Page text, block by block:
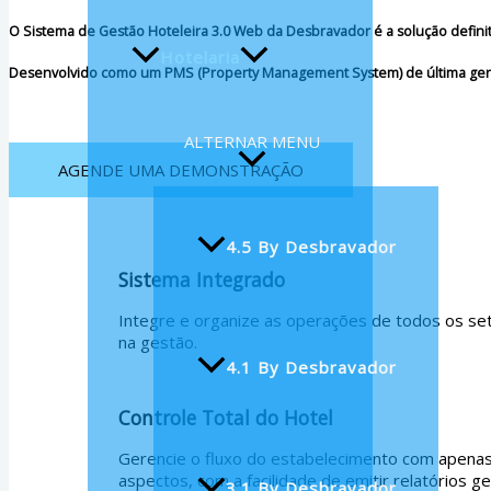
ALTERNAR MENU
4.5 By Desbravador
4.1 By Desbravador
O Sistema de Gestão Hoteleira 3.0 Web da Desbravador é a solução
Desenvolvido como um PMS (Property Management System) de última
AGENDE UMA DEMONSTRAÇÃO
Sistema Integrado
Integre e organize as operações de todos os
na gestão.
Controle Total do Hotel
Gerencie o fluxo do estabelecimento com
aspectos, com a facilidade de emitir relatórios